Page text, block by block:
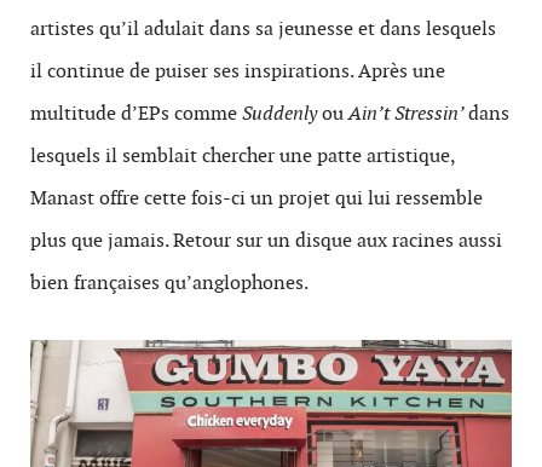
artistes qu’il adulait dans sa jeunesse et dans lesquels
il continue de puiser ses inspirations. Après une
multitude d’EPs commeSuddenlyouAin’t Stressin’dans
lesquels il semblait chercher unepatte artistique,
Manast offre cette fois-ci un projet qui lui ressemble
plus que jamais. Retour sur un disque aux racines aussi
bien françaises qu’anglophones.